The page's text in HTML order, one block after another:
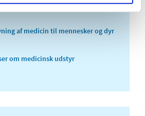
af medicin til mennesker og dyr
om medicinsk udstyr